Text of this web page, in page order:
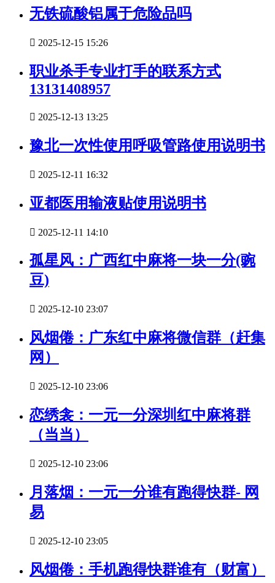
无铁硫酸铝属于危险品吗
 2025-12-15 15:26
职业杀手专业打手的联系方式
13131408957
 2025-12-13 13:25
豫北一次性使用呼吸管路使用说明书
 2025-12-11 16:32
亚都医用输液贴使用说明书
 2025-12-11 14:10
孤星风：广西红中麻将一块一分(豌
豆)
 2025-12-10 23:07
风烟倦：广东红中麻将微信群（赶集
网）
 2025-12-10 23:06
恋绣衾：一元一分深圳红中麻将群
（当当）
 2025-12-10 23:06
月落烟：一元一分谁有跑得快群- 网
易
 2025-12-10 23:05
风烟倦：手机跑得快群谁有（财富）